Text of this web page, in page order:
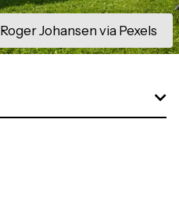
Roger Johansen via Pexels